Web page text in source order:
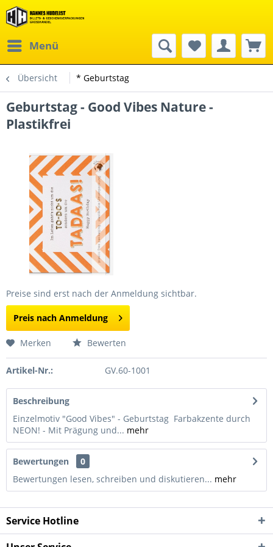
Menü
Übersicht * Geburtstag
Geburtstag - Good Vibes Nature -
Plastikfrei
Preise sind erst nach der Anmeldung sichtbar.
Preis nach Anmeldung
Merken Bewerten
Artikel-Nr.: GV.60-1001
Beschreibung
Einzelmotiv "Good Vibes" - Geburtstag Farbakzente durch
NEON! - Mit Prägung und... mehr
Bewertungen
0
Bewertungen lesen, schreiben und diskutieren... mehr
Service Hotline